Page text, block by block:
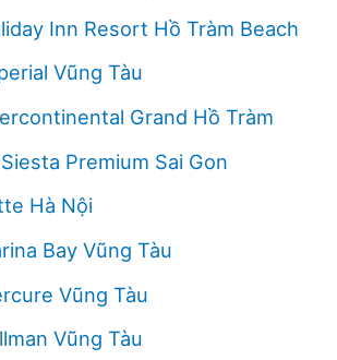
Inn Resort Hồ Tràm Beach
Vũng Tàu
Grand Hồ Tràm
Premium Sai Gon
Hà Nội
Bay Vũng Tàu
Vũng Tàu
Vũng Tàu